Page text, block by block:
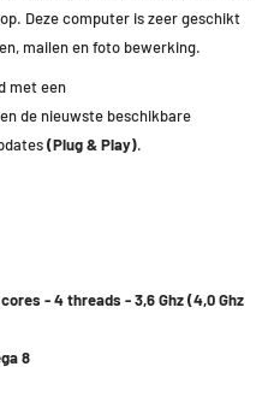
Deze computer is zeer geschikt
mailen en foto bewerking.
met een
en de nieuwste beschikbare
(Plug & Play).
- 4 threads - 3,6 Ghz (4,0 Ghz
8